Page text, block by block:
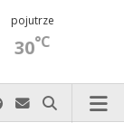
pojutrze
30°C
zadzwoń
u
X
nas na Instagram-ie
nas na TikTok-u
Szukaj nas na Spotify
Wyślij do nas
Szukaj